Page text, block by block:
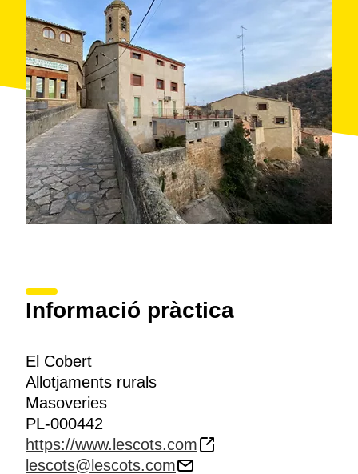
Informació pràctica
El Cobert
Allotjaments rurals
Masoveries
PL-000442
https://www.lescots.com
lescots@lescots.com